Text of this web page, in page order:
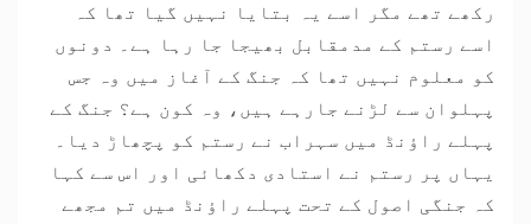
رکھے تھے مگر اسے یہ بتایا نہیں گیا تھا کہ
اسے رستم کے مدمقابل بھیجا جا رہا ہے۔ دونوں
کو معلوم نہیں تھا کہ جنگ کے آغاز میں وہ جس
پہلوان سے لڑنے جارہے ہیں، وہ کون ہے؟ جنگ کے
پہلے راؤنڈ میں سہراب نے رستم کو پچھاڑ دیا۔
یہاں پر رستم نے استادی دکھائی اور اس سے کہا
کہ جنگی اصول کے تحت پہلے راؤنڈ میں تم مجھے